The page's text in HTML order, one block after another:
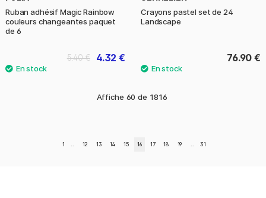
Ruban adhésif Magic Rainbow
couleurs changeantes paquet
de 6
4.32 €
5.40 €
Crayons pastel set de 24
Landscape
76.90 €
Affiche 60 de 1816
1 12 13 14 15 16 17 18 19 31